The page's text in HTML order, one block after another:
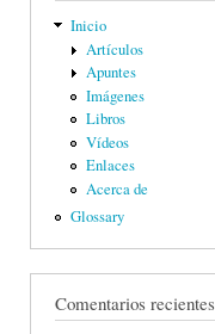
Inicio
Artículos
Apuntes
Imágenes
Libros
Vídeos
Enlaces
Acerca de
Glossary
Comentarios recientes